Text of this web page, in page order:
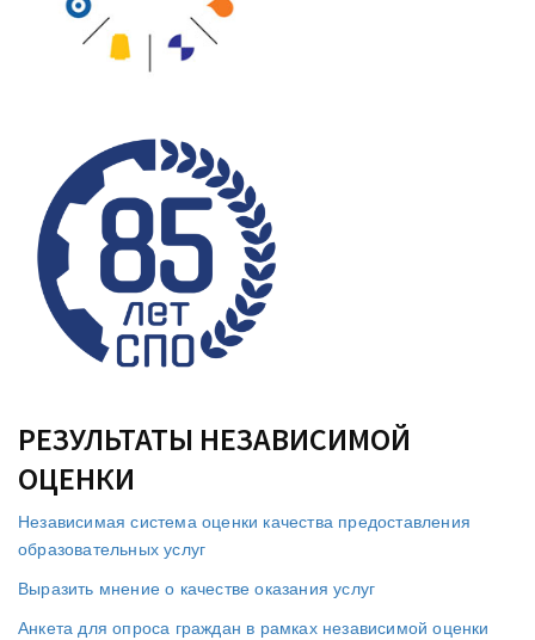
РЕЗУЛЬТАТЫ НЕЗАВИСИМОЙ
ОЦЕНКИ
Независимая система оценки качества предоставления
образовательных услуг
Выразить мнение о качестве оказания услуг
Анкета для опроса граждан в рамках независимой оценки